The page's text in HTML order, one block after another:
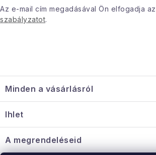
Az e-mail cím megadásával Ön elfogadja az
szabályzatot.
á
b
é
c
Minden a vásárlásról
Információ a mellékletről
Nagykereskedelmi együttműködés
Ihlet
A megrendeléseid